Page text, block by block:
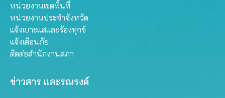
หน่วยงานเขตพื้นที่
หน่วยงานประจำจังหวัด
แจ้งเบาะแสและร้องทุกข์
แจ้งเตือนภัย
ติดต่อสำนักงานสภา
ข่าวสาร และรณรงค์